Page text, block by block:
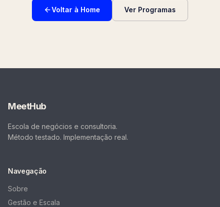
Voltar à Home Ver Programas
MeetHub
Escola de negócios e consultoria.
Método testado. Implementação real.
Navegação
Sobre
Gestão e Escala